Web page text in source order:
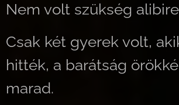
Nem volt szükség
Csak két gyerek volt,
hitték, a barátság
marad.